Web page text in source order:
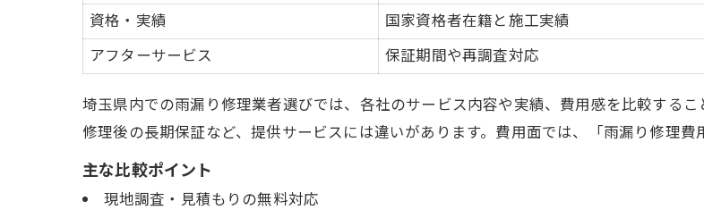
資格・実績
国家資格者在籍と施工実績
アフターサービス
保証期間や再調査対応
埼玉県内での雨漏り修理業者選びでは、各社のサービス内容や実績、費用感を比較する
修理後の長期保証など、提供サービスには違いがあります。費用面では、「雨漏り修理費
主な比較ポイント
現地調査・見積もりの無料対応